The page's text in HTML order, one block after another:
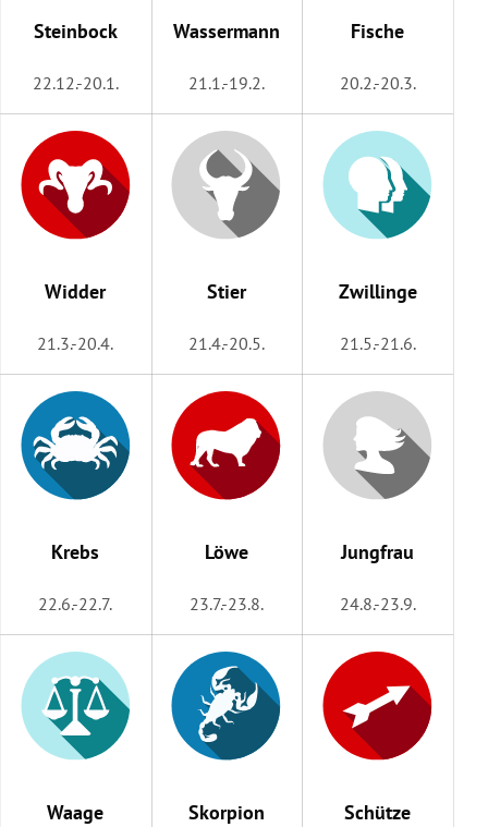
Untermenü
Untermenü
Untermenü
Steinbock
22.12.-20.1.
Wassermann
21.1.-19.2.
Fische
20.2.-20.3.
Widder
21.3.-20.4.
Stier
21.4.-20.5.
Zwillinge
21.5.-21.6.
Krebs
22.6.-22.7.
Löwe
23.7.-23.8.
Jungfrau
24.8.-23.9.
Waage Skorpion Schütze